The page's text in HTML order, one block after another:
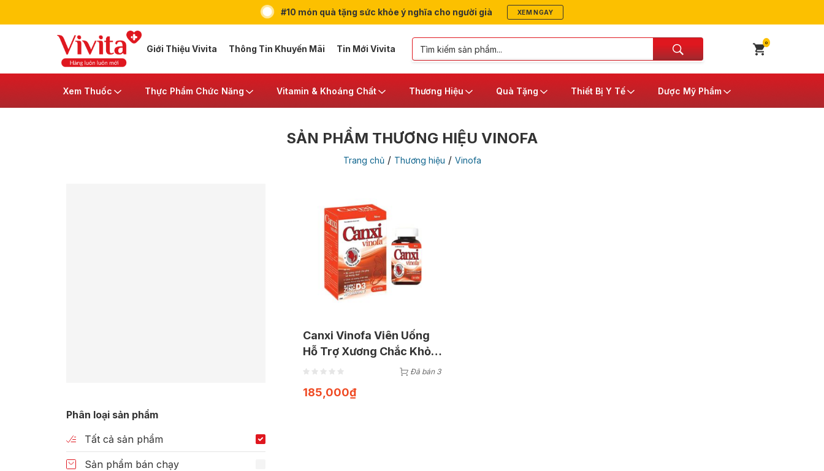
#10 món quà tặng sức khỏe ý nghĩa cho người già XEM NGAY
Giới Thiệu Vivita Thông Tin Khuyến Mãi Tin Mới Vivita
0
Xem Thuốc Thực Phẩm Chức Năng Vitamin & Khoáng Chất Thương Hiệu Quà Tặng Thiết Bị Y Tế Dược Mỹ Phẩm
SẢN PHẨM THƯƠNG HIỆU VINOFA
Trang chủ/ Thương hiệu / Vinofa
Phân loại sản phẩm
Tất cả sản phẩm
Sản phẩm bán chạy
Canxi Vinofa Viên Uống
Hỗ Trợ Xương Chắc Khỏe
(Hộp 30 Viên)
Đã bán 3
185,000₫